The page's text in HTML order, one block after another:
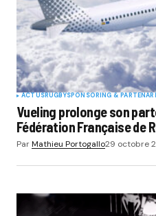
ACTUSRUGBYSPONSORING &
Vueling prolonge son
Fédération Française de
ParMathieu Portogallo29 octobre